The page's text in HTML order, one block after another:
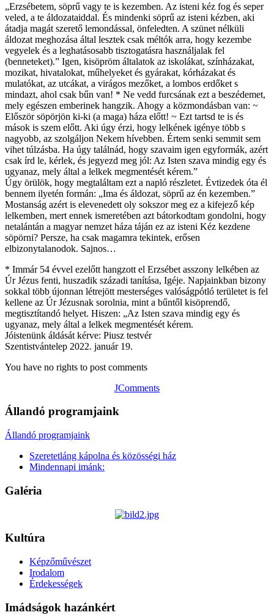
„Erzsébetem, söprű vagy te is kezemben. Az isteni kéz fog és seper
veled, a te áldozataiddal. És mindenki söprű az isteni kézben, aki
átadja magát szerető lemondással, önfeledten. A szünet nélküli
áldozat meghozása által lesztek csak méltók arra, hogy kezembe
vegyelek és a leghatásosabb tisztogatásra használjalak fel
(benneteket).” Igen, kisöpröm általatok az iskolákat, színházakat,
mozikat, hivatalokat, műhelyeket és gyárakat, kórházakat és
mulatókat, az utcákat, a virágos mezőket, a lombos erdőket s
mindazt, ahol csak bűn van! * Ne vedd furcsának ezt a beszédemet,
mely egészen emberinek hangzik. Ahogy a közmondásban van: ~
Először söpörjön ki-ki (a maga) háza előtt! ~ Ezt tartsd te is és
mások is szem előtt. Aki úgy érzi, hogy lelkének igénye több s
nagyobb, az szolgáljon Nekem hívebben. Értem senki semmit sem
vihet túlzásba. Ha úgy találnád, hogy szavaim igen egyformák, azért
csak írd le, kérlek, és jegyezd meg jól: Az Isten szava mindig egy és
ugyanaz, mely által a lelkek megmentését kérem.”
Úgy örülök, hogy megtaláltam ezt a napló részletet. Évtizedek óta él
bennem ilyetén formán: „Ima és áldozat, söprű az én kezemben.”
Mostanság azért is elevenedett oly sokszor meg ez a kifejező kép
lelkemben, mert ennek ismeretében azt bátorkodtam gondolni, hogy
netalántán a magyar nemzet háza táján ez az isteni Kéz kezdene
söpörni? Persze, ha csak magamra tekintek, erősen
elbizonytalanodok. Sajnos…
* Immár 54 évvel ezelőtt hangzott el Erzsébet asszony lelkében az
Úr Jézus fenti, huszadik századi tanítása, Igéje. Napjainkban bizony
sokkal több újonnan létrejött mesterséges valóságpótló területet is fel
kellene az Úr Jézusnak sorolnia, mint a bűntől kisöprendő,
megtisztítandó helyet. Hiszen: „Az Isten szava mindig egy és
ugyanaz, mely által a lelkek megmentését kérem.
Jóistenünk áldását kérve: Piusz testvér
Szentistvántelep 2022. január 19.
You have no rights to post comments
JComments
Állandó programjaink
Állandó programjaink
Szeretetláng kápolna és közösségi ház
Mindennapi imánk:
Galéria
Kultúra
Képzőművészet
Irodalom
Érdekességek
Imádságok hazánkért